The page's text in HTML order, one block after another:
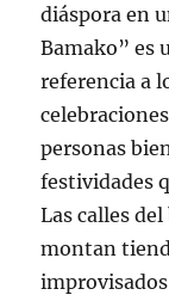
diáspora en
Bamako” es
referencia a
personas
festividades
Las calles
montan